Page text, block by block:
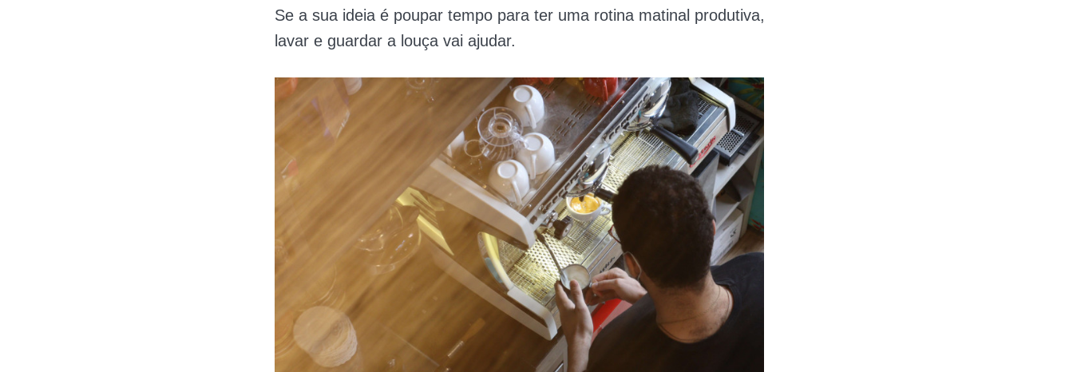
Se a sua ideia é poupar tempo para ter uma rotina matinal produtiva,
lavar e guardar a louça vai ajudar.